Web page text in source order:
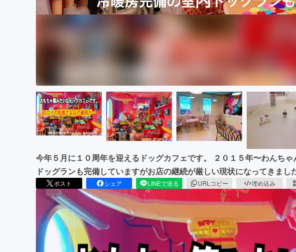
今年５月に１０周年を迎えるドッグカフェです。 ２０１５年〜わんち
ドッグランも完備していますがお店の継続が厳しい現状になってきまし
ポスト シェア LINEで送る URLコピー 埋め込み